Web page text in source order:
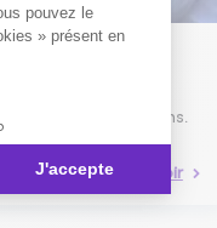
choisir son
auto selon vos besoins.
Tout savoir
pouvez le
» présent en
J'accepte